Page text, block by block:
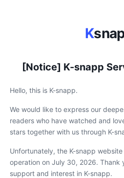
K
[Notice] K-snapp
Hello, this is K-snapp.
We would like to express our
readers who have watched and
stars together with us through K-
Unfortunately, the K-snapp
operation on July 30, 2026. Thank
support and interest in K-snapp.